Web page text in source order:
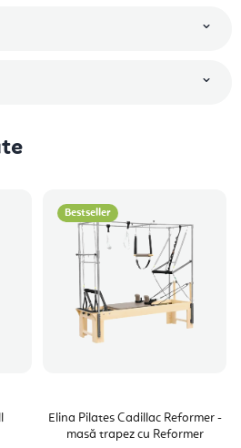
Bestseller
Elina Pilates Cadillac Reformer -
masă trapez cu Reformer